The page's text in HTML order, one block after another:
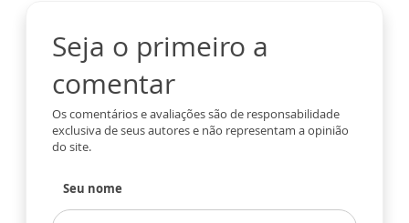
Seja o primeiro a
comentar
Os comentários e avaliações são de responsabilidade
exclusiva de seus autores e não representam a opinião
do site.
Seu nome